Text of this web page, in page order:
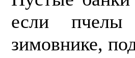
если пчелы
зимовнике,